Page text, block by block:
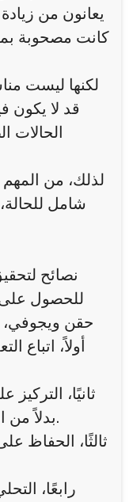
يعانون من
كانت مصحوبة
لكنها ليست
قد لا يكون
الحالات
لذلك، من المهم
شامل
نصائح
للحصول على
حقن ويجوفي،
أولاً، اتباع
ثانيًا،
بدلاً من الاعتماد على تقليل الطعام فقط.
ثالثًا، الحفاظ
رابعًا،